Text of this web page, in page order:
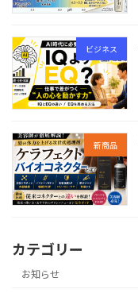
ビジネス
新商品
カテゴリー
お知らせ